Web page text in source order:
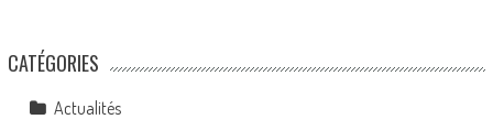
CATÉGORIES
Actualités